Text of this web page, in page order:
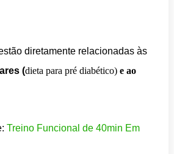
diretamente relacionadas às
(dieta para pré diabético) e ao
Treino Funcional de 40min Em